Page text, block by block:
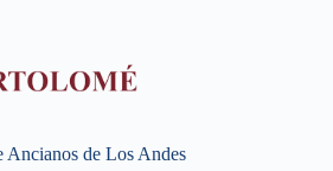
Ancianos de Los Andes